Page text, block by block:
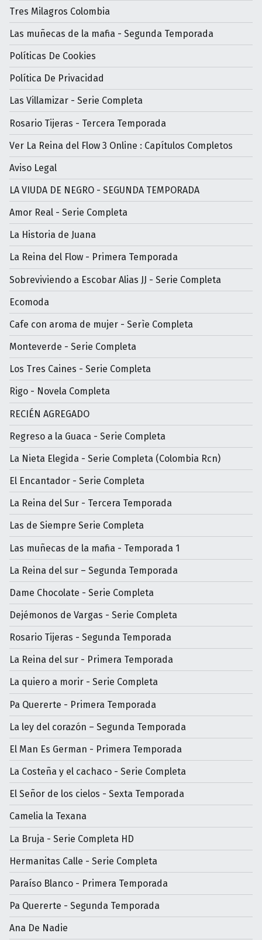
Tres Milagros Colombia
Las muñecas de la mafia - Segunda Temporada
Políticas De Cookies
Política De Privacidad
Las Villamizar - Serie Completa
Rosario Tijeras - Tercera Temporada
Ver La Reina del Flow 3 Online : Capítulos Completos
Aviso Legal
LA VIUDA DE NEGRO - SEGUNDA TEMPORADA
Amor Real - Serie Completa
La Historia de Juana
La Reina del Flow - Primera Temporada
Sobreviviendo a Escobar Alias JJ - Serie Completa
Ecomoda
Cafe con aroma de mujer - Serìe Completa
Monteverde - Serie Completa
Los Tres Caines - Serie Completa
Rigo - Novela Completa
RECIÉN AGREGADO
Regreso a la Guaca - Serie Completa
La Nieta Elegida - Serie Completa (Colombia Rcn)
El Encantador - Serie Completa
La Reina del Sur - Tercera Temporada
Las de Siempre Serie Completa
Las muñecas de la mafia - Temporada 1
La Reina del sur – Segunda Temporada
Dame Chocolate - Serie Completa
Dejémonos de Vargas - Serie Completa
Rosario Tijeras - Segunda Temporada
La Reina del sur - Primera Temporada
La quiero a morir - Serie Completa
Pa Quererte - Primera Temporada
La ley del corazón – Segunda Temporada
El Man Es German - Primera Temporada
La Costeña y el cachaco - Serie Completa
El Señor de los cielos - Sexta Temporada
Camelia la Texana
La Bruja - Serie Completa HD
Hermanitas Calle - Serie Completa
Paraíso Blanco - Primera Temporada
Pa Quererte - Segunda Temporada
Ana De Nadie